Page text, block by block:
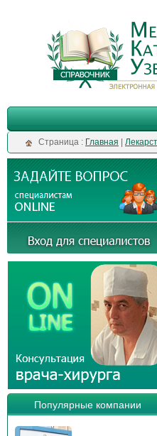
Cтраница : Главная
Популярные компании